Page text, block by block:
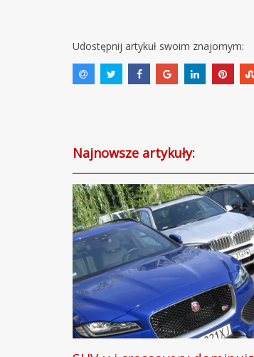
Udostępnij artykuł swoim znajomym:
Najnowsze artykuły: